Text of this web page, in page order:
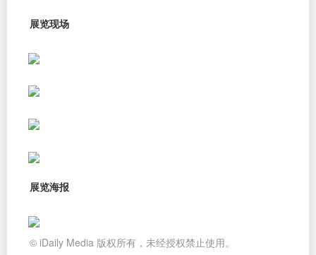
展览现场
展览海报
© iDaily Media 版权所有，未经授权禁止使用。